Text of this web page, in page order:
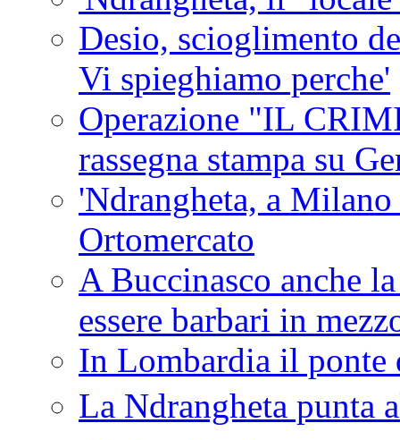
Desio, scioglimento
Vi spieghiamo perche'
Operazione "IL
rassegna stampa su
'Ndrangheta, a Milano
Ortomercato
A Buccinasco anche
essere barbari in
In Lombardia il ponte
La Ndrangheta